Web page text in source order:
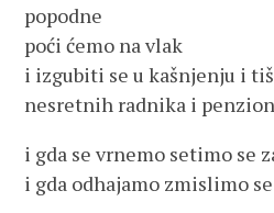
popodne
poći ćemo na vlak
i izgubiti se u kašnjenju i
nesretnih radnika i
i gda se vrnemo setimo se
i gda odhajamo zmislimo